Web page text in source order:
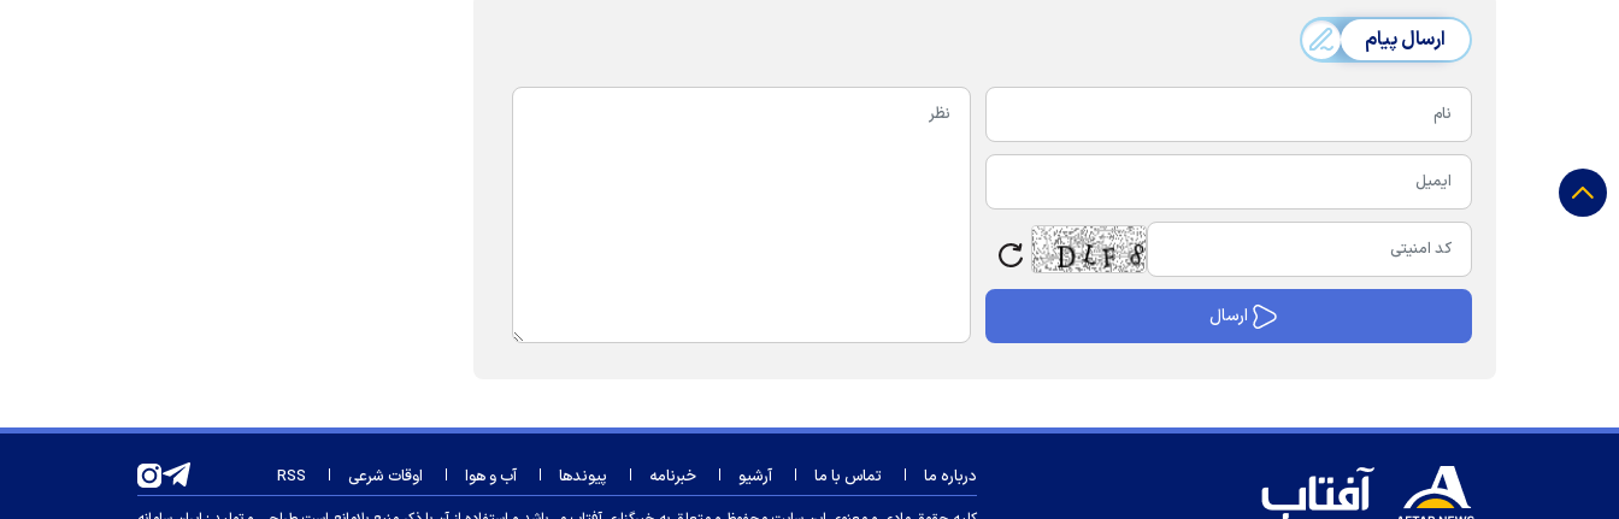
ارسال پیام
درباره ما تماس با ما آرشیو خبرنامه پیوندها آب و هوا اوقات شرعی RSS